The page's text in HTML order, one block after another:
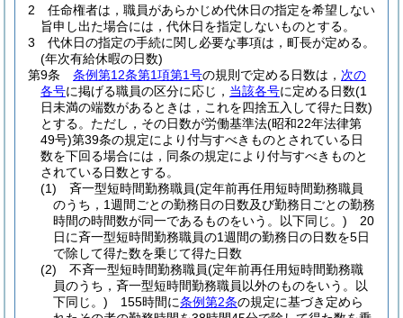
2
任命権者は，職員があらかじめ代休日の指定を希望しない
旨申し出た場合には，代休日を指定しないものとする。
3
代休日の指定の手続に関し必要な事項は，町長が定める。
(年次有給休暇の日数)
第9条
条例第12条第1項第1号の規則で定める日数は， 次の
各号に掲げる職員の区分に応じ， 当該各号に定める日数(1
日未満の端数があるときは，これを四捨五入して得た日数)
とする。 ただし，その日数が労働基準法(昭和22年法律第
49号)第39条の規定により付与すべきものとされている日
数を下回る場合には，同条の規定により付与すべきものと
されている日数とする。
(1)
斉一型短時間勤務職員(定年前再任用短時間勤務職員
のうち，1週間ごとの勤務日の日数及び勤務日ごとの勤務
時間の時間数が同一であるものをいう。以下同じ。) 20
日に斉一型短時間勤務職員の1週間の勤務日の日数を5日
で除して得た数を乗じて得た日数
(2)
不斉一型短時間勤務職員(定年前再任用短時間勤務職
員のうち，斉一型短時間勤務職員以外のものをいう。以
下同じ。) 155時間に条例第2条の規定に基づき定めら